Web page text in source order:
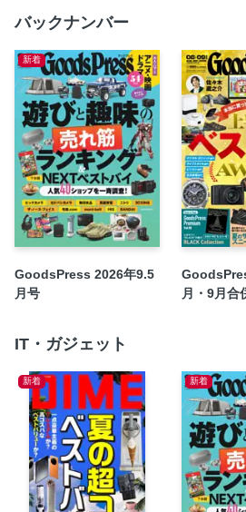
傑作マンガ60作品一気見せ！ 懐か
GPジャーナル Vol.7
The BULLETIN
KREVAの文具PRESS
インパルス板倉の「出張!!」趣味チ
NAOGRAPHIC SEASON2 #21乃木
島下泰久のカミソリ車事放談vol.77
新製品インフォメーションMono-log
本誌購入者限定PRESENT
トレイルランニングイベント2026
インフォメーション
GoodsPress的“時計大研究” 2026-
Book in Book「心ざわつく
Collection」
特別付録『カー・グッズプレス』
マンガ連載『純喫茶トルンカ』第
里志・漫画：月城マリ）
【デジタル特典】GoodsPress名作
バックナンバー
新着
GoodsPress 2026年9.5
月号
月・9月合
IT・ガジェット
新着 新着